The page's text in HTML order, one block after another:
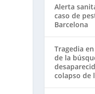
Alerta
caso de
Barcelona
Tragedia
de la
colapso de